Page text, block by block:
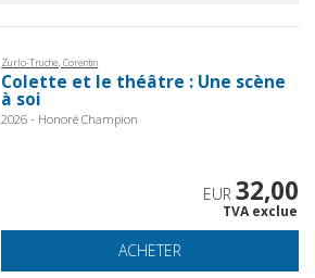
Zurlo-Truche, Corentin
Colette et le théâtre : Une scène
à soi
2026 - Honoré Champion
EUR 32,00
TVA exclue
ACHETER